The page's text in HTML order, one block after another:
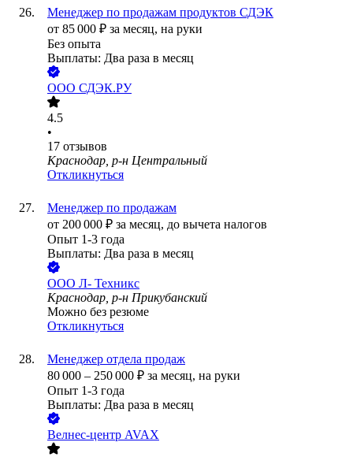
Менеджер по продажам продуктов СДЭК
от 85 000 ₽ за месяц, на руки
Без опыта
Выплаты: Два раза в месяц
ООО СДЭК.РУ
4.5
•
17 отзывов
Краснодар, р-н Центральный
Откликнуться
Менеджер по продажам
от 200 000 ₽ за месяц, до вычета налогов
Опыт 1-3 года
Выплаты: Два раза в месяц
ООО Л- Техникс
Краснодар, р-н Прикубанский
Можно без резюме
Откликнуться
Менеджер отдела продаж
80 000 – 250 000 ₽ за месяц, на руки
Опыт 1-3 года
Выплаты: Два раза в месяц
Велнес-центр AVAX